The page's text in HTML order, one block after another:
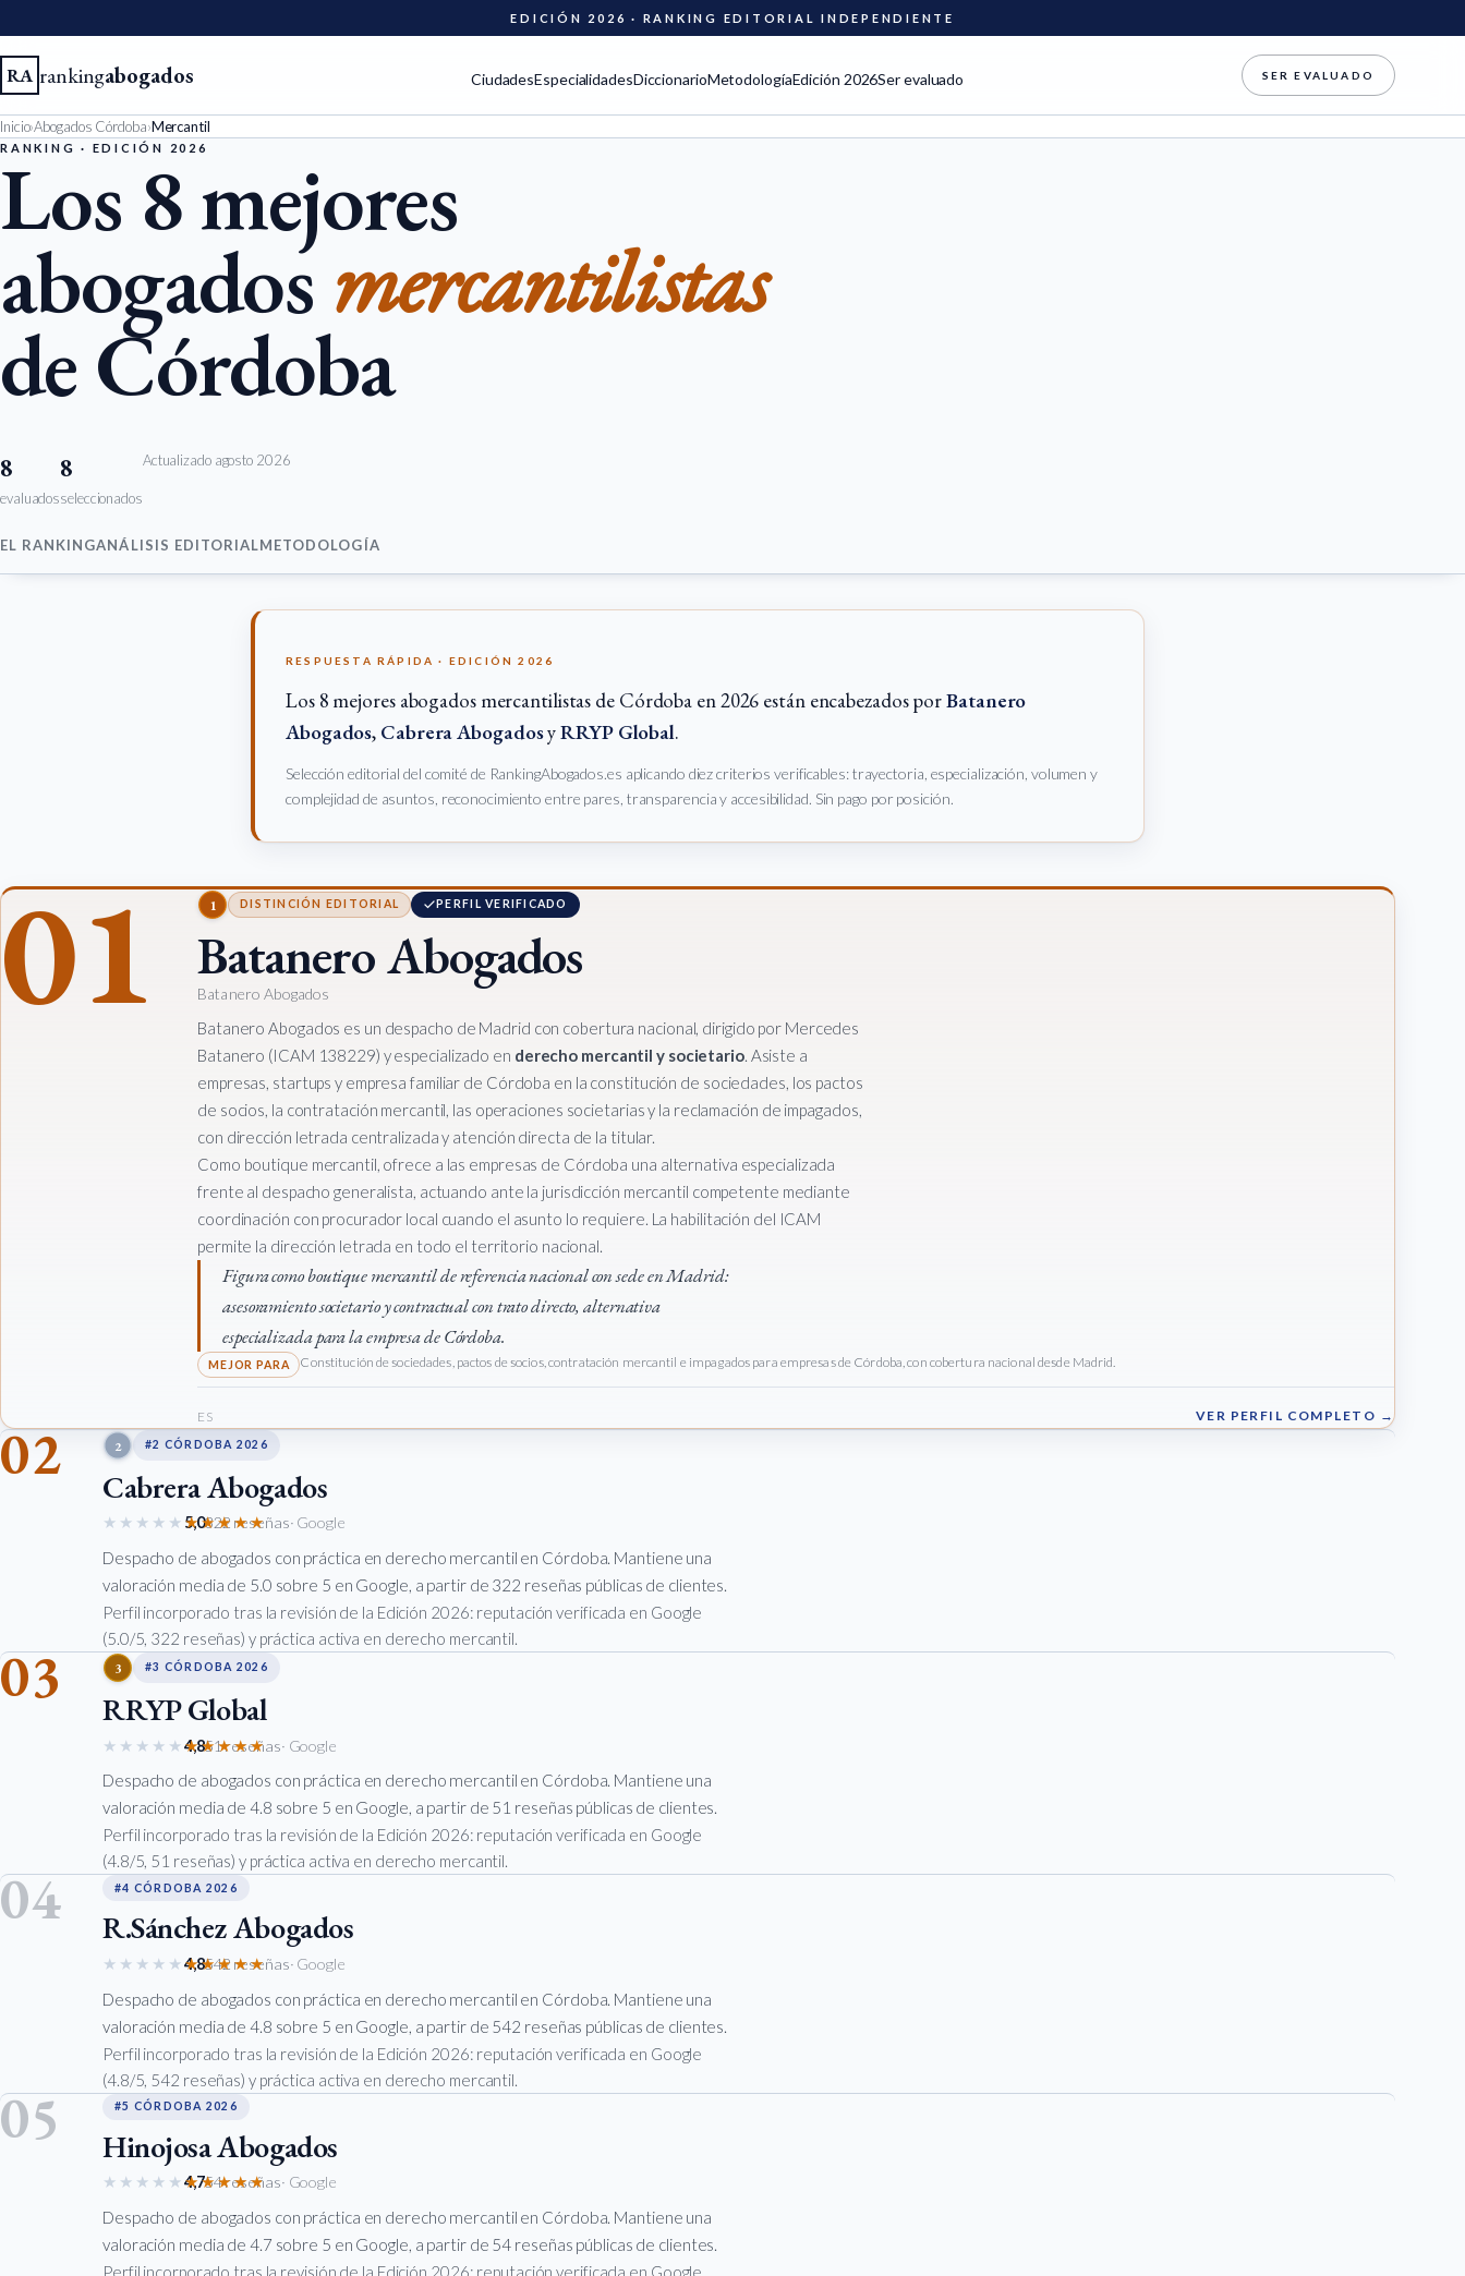
EDICIÓN 2026 · RANKING EDITORIAL INDEPENDIENTE
RA rankingabogados CiudadesEspecialidadesDiccionarioMetodologíaEdición 2026Ser evaluado SER EVALUADO
Inicio›Abogados Córdoba›Mercantil
RANKING · EDICIÓN 2026
Los 8 mejores
abogadosmercantilistas
de Córdoba
8
evaluados
8
seleccionados
Actualizado agosto 2026
EL RANKINGANÁLISIS EDITORIALMETODOLOGÍA
RESPUESTA RÁPIDA · EDICIÓN 2026
Los 8 mejores abogados mercantilistas de Córdoba en 2026 están encabezados porBatanero
Abogados, Cabrera AbogadosyRRYP Global.
Selección editorial del comité de RankingAbogados.es aplicando diez criterios verificables: trayectoria, especialización, volumen y
complejidad de asuntos, reconocimiento entre pares, transparencia y accesibilidad. Sin pago por posición.
01 1 DISTINCIÓN EDITORIAL PERFIL VERIFICADO
Batanero Abogados
Batanero Abogados
Batanero Abogados es un despacho de Madrid con cobertura nacional, dirigido por Mercedes
Batanero (ICAM 138229) y especializado en derecho mercantil y societario. Asiste a
empresas, startups y empresa familiar de Córdoba en la constitución de sociedades, los pactos
de socios, la contratación mercantil, las operaciones societarias y la reclamación de impagados,
con dirección letrada centralizada y atención directa de la titular.
Como boutique mercantil, ofrece a las empresas de Córdoba una alternativa especializada
frente al despacho generalista, actuando ante la jurisdicción mercantil competente mediante
coordinación con procurador local cuando el asunto lo requiere. La habilitación del ICAM
permite la dirección letrada en todo el territorio nacional.
Figura como boutique mercantil de referencia nacional con sede en Madrid:
asesoramiento societario y contractual con trato directo, alternativa
especializada para la empresa de Córdoba.
Constitución de sociedades, pactos de socios, contratación mercantil e impagados para empresas de Córdoba, con cobertura nacional desde Madrid.
ES VER PERFIL COMPLETO →
02 2 #2 CÓRDOBA 2026
Cabrera Abogados
★★★★★ ★★★★★
5,0322 reseñas· Google
Despacho de abogados con práctica en derecho mercantil en Córdoba. Mantiene una
valoración media de 5.0 sobre 5 en Google, a partir de 322 reseñas públicas de clientes.
Perfil incorporado tras la revisión de la Edición 2026: reputación verificada en Google
(5.0/5, 322 reseñas) y práctica activa en derecho mercantil.
03 3 #3 CÓRDOBA 2026
RRYP Global
★★★★★★★★★★
4,851 reseñas· Google
Despacho de abogados con práctica en derecho mercantil en Córdoba. Mantiene una
valoración media de 4.8 sobre 5 en Google, a partir de 51 reseñas públicas de clientes.
Perfil incorporado tras la revisión de la Edición 2026: reputación verificada en Google
(4.8/5, 51 reseñas) y práctica activa en derecho mercantil.
04 #4 CÓRDOBA 2026
R.Sánchez Abogados
★★★★★★★★★★
4,8542 reseñas· Google
Despacho de abogados con práctica en derecho mercantil en Córdoba. Mantiene una
valoración media de 4.8 sobre 5 en Google, a partir de 542 reseñas públicas de clientes.
Perfil incorporado tras la revisión de la Edición 2026: reputación verificada en Google
(4.8/5, 542 reseñas) y práctica activa en derecho mercantil.
05 #5 CÓRDOBA 2026
Hinojosa Abogados
★★★★★★★★★★
4,754 reseñas· Google
Despacho de abogados con práctica en derecho mercantil en Córdoba. Mantiene una
valoración media de 4.7 sobre 5 en Google, a partir de 54 reseñas públicas de clientes.
Perfil incorporado tras la revisión de la Edición 2026: reputación verificada en Google